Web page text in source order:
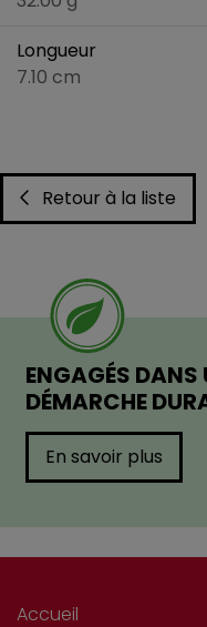
Longueur
7.10 cm
Retour à la liste
ENGAGÉS DANS
DÉMARCHE
En savoir plus
Accueil